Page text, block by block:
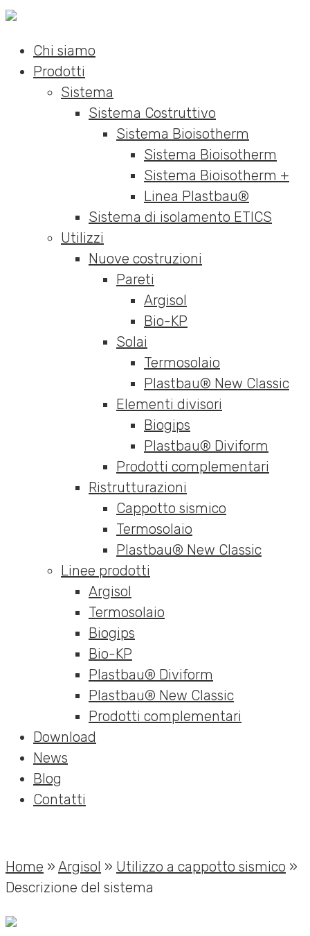
Chi siamo
Prodotti
Sistema
Sistema Costruttivo
Sistema Bioisotherm
Sistema Bioisotherm
Sistema Bioisotherm +
Linea Plastbau®
Sistema di isolamento ETICS
Utilizzi
Nuove costruzioni
Pareti
Argisol
Bio-KP
Solai
Termosolaio
Plastbau® New Classic
Elementi divisori
Biogips
Plastbau® Diviform
Prodotti complementari
Ristrutturazioni
Cappotto sismico
Termosolaio
Plastbau® New Classic
Linee prodotti
Argisol
Termosolaio
Biogips
Bio-KP
Plastbau® Diviform
Plastbau® New Classic
Prodotti complementari
Download
News
Blog
Contatti
Home » Argisol » Utilizzo a cappotto sismico »
Descrizione del sistema